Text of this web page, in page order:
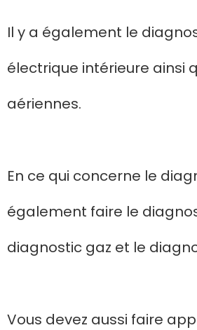
Il y a également le
électrique intérieure ainsi
aériennes.
En ce qui concerne le
également faire le
diagnostic gaz et le
Vous devez aussi faire